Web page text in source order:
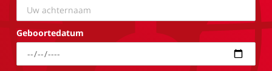
Geboortedatum